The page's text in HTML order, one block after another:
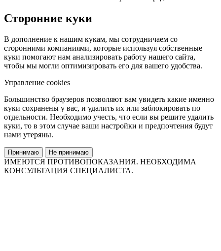
Сторонние куки
В дополнение к нашим кукам, мы сотрудничаем со
сторонними компаниями, которые используя собственные
куки помогают нам анализировать работу нашего сайта,
чтобы мы могли оптимизировать его для вашего удобства.
Управление cookies
Большинство браузеров позволяют вам увидеть какие именно
куки сохранены у вас, и удалить их или заблокировать по
отдельности. Необходимо учесть, что если вы решите удалить
куки, то в этом случае ваши настройки и предпочтения будут
нами утеряны.
Принимаю Не принимаю
ИМЕЮТСЯ ПРОТИВОПОКАЗАНИЯ. НЕОБХОДИМА
КОНСУЛЬТАЦИЯ СПЕЦИАЛИСТА.